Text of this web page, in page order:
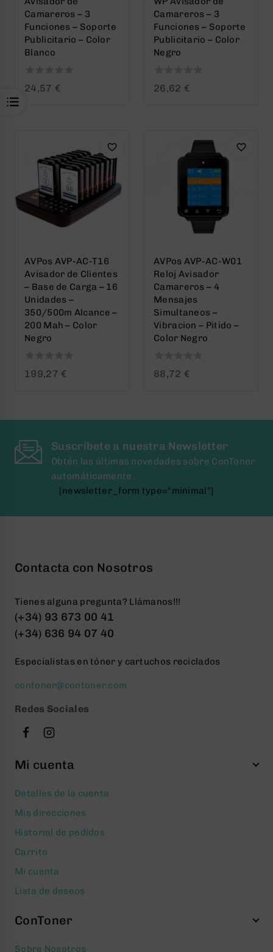
Camareros – 3
Funciones – Soporte
Publicitario – Color
Blanco
0
24,57 €
Camareros – 3
Funciones – Soporte
Publicitario – Color
Negro
0
26,62 €
AVPos AVP-AC-T16
Avisador de Clientes
– Base de Carga – 16
Unidades –
350/500m Alcance –
200 Mah – Color
Negro
0199,27 €
AVPos AVP-AC-W01
Reloj Avisador
Camareros – 4
Mensajes
Simultaneos –
Vibracion – Pitido –
Color Negro
0
88,72 €
Suscríbete a nuestra Newsletter
Obtén las últimas novedades sobre ConToner
automáticamente.
[newsletter_form type="minimal"]
Contacta con Nosotros
Tienes alguna pregunta? Llámanos!!!
(+34) 93 673 00 41
(+34) 636 94 07 40
Especialistas en tóner y cartuchos reciclados
contoner@contoner.com
Redes Sociales
Mi cuenta
Detalles de la cuenta
Mis direcciones
Historial de pedidos
Carrito
Mi cuenta
Lista de deseos
ConToner
Sobre Nosotros